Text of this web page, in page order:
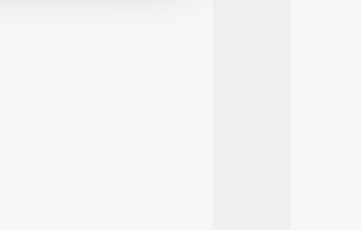
di base quali la
sul nostro sito web,
che l’Utente ha fornito